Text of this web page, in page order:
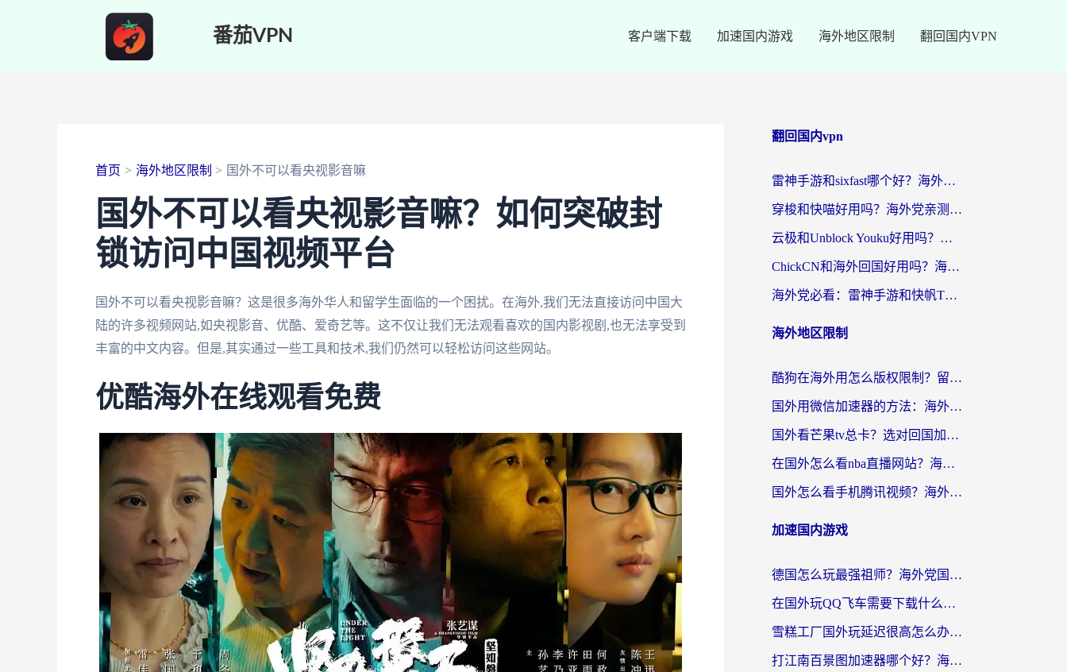
番茄VPN 客户端下载 加速国内游戏 海外地区限制 翻回国内VPN
首页 海外地区限制 国外不可以看央视影音嘛
国外不可以看央视影音嘛？如何突破封
锁访问中国视频平台
国外不可以看央视影音嘛？这是很多海外华人和留学生面临的一个困扰。在海外,我们无法直接访问中国大
陆的许多视频网站,如央视影音、优酷、爱奇艺等。这不仅让我们无法观看喜欢的国内影视剧,也无法享受到
丰富的中文内容。但是,其实通过一些工具和技术,我们仍然可以轻松访问这些网站。
优酷海外在线观看免费
翻回国内vpn
雷神手游和sixfast哪个好？海外党亲测3款回国加速器，教你选对不踩坑
穿梭和快喵好用吗？海外党亲测：小众加速器对比+番茄加速器深度体验
云极和Unblock Youku好用吗？海外党亲测+2026回国加速器避坑指南
ChickCN和海外回国好用吗？海外党2026亲测：从手游到影音，选对加速器的3个关键
海外党必看：雷神手游和快帆TV版好用吗？3步选对回国加速器不踩坑
海外地区限制
酷狗在海外用怎么版权限制？留学生亲测：3步解决听国内音乐难题
国外用微信加速器的方法：海外党无缝连接国内生活的实用指南
国外看芒果tv总卡？选对回国加速器，轻松追《浪姐》不费劲
在国外怎么看nba直播网站？海外党专属体育观赛指南，告别地区限制！
国外怎么看手机腾讯视频？海外党亲测有效的追剧加速器选择指南
加速国内游戏
德国怎么玩最强祖师？海外党国服游戏加速器选择全攻略（附宝可梦Online实测）
在国外玩QQ飞车需要下载什么加速器呢？海外党亲测有效的国服游戏加速指南
雪糕工厂国外玩延迟很高怎么办？海外玩家国服游戏加速终极攻略（附实测推荐）
打江南百景图加速器哪个好？海外党踩坑N次后，终于找到不卡的秘诀